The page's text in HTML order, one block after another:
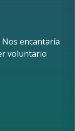
encantaría
voluntario